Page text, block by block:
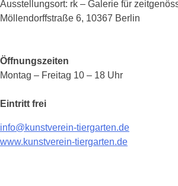
Ausstellungsort: rk – Galerie für
Möllendorffstraße 6, 10367 Berlin
Öffnungszeiten
Montag – Freitag 10 – 18 Uhr
Eintritt frei
info@kunstverein-tiergarten.de
www.kunstverein-tiergarten.de